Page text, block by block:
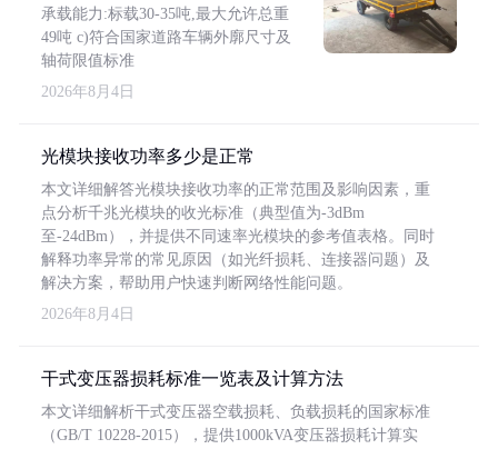
承载能力:标载30-35吨,最大允许总重
49吨 c)符合国家道路车辆外廓尺寸及
轴荷限值标准
2026年8月4日
光模块接收功率多少是正常
本文详细解答光模块接收功率的正常范围及影响因素，重
点分析千兆光模块的收光标准（典型值为-3dBm
至-24dBm），并提供不同速率光模块的参考值表格。同时
解释功率异常的常见原因（如光纤损耗、连接器问题）及
解决方案，帮助用户快速判断网络性能问题。
2026年8月4日
干式变压器损耗标准一览表及计算方法
本文详细解析干式变压器空载损耗、负载损耗的国家标准
（GB/T 10228-2015），提供1000kVA变压器损耗计算实